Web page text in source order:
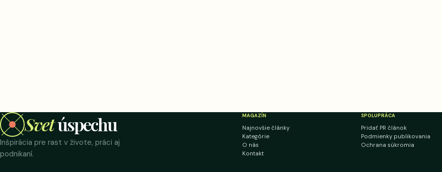
Svetúspechu
Inšpirácia pre rast v živote, práci aj
podnikaní.
MAGAZÍN
Najnovšie články
Kategórie
O nás
Kontakt
SPOLUPRÁCA
Pridať PR článok
Podmienky publikovania
Ochrana súkromia